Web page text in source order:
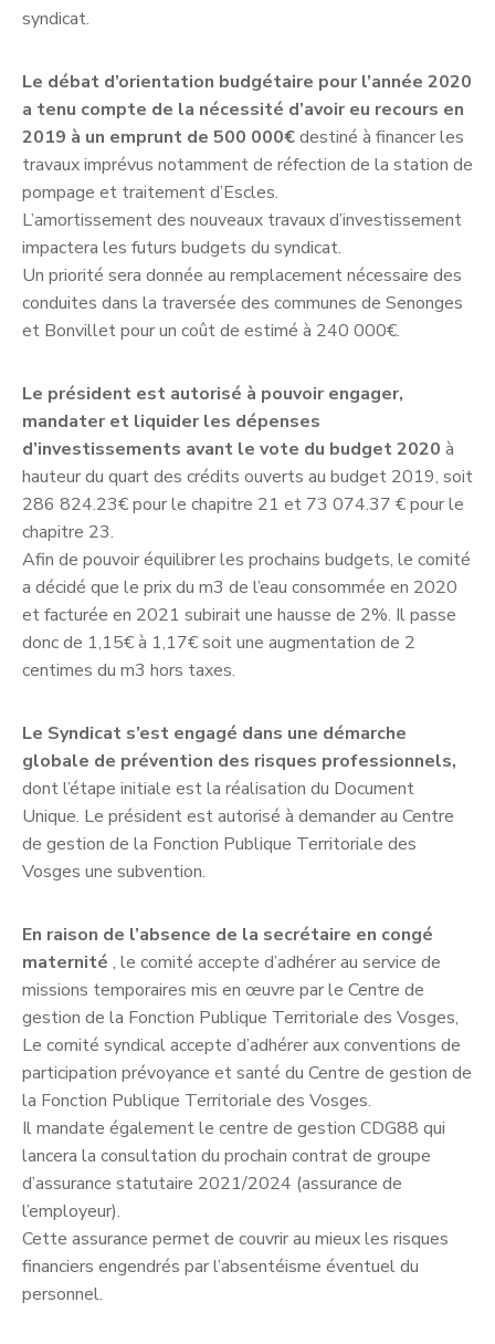
syndicat.
Le débat d’orientation budgétaire pour l’année 2020
a tenu compte de la nécessité d’avoir eu recours en
2019 à un emprunt de 500 000€destiné à financer les
travaux imprévus notamment de réfection de la station de
pompage et traitement d’Escles.
L’amortissement des nouveaux travaux d’investissement
impactera les futurs budgets du syndicat.
Un priorité sera donnée au remplacement nécessaire des
conduites dans la traversée des communes de Senonges
et Bonvillet pour un coût de estimé à 240 000€.
Le président est autorisé à pouvoir engager,
mandater et liquider les dépenses
d’investissements avant le vote du budget 2020 à
hauteur du quart des crédits ouverts au budget 2019, soit
286 824.23€ pour le chapitre 21 et 73 074.37 € pour le
chapitre 23.
Afin de pouvoir équilibrer les prochains budgets, le comité
a décidé que le prix du m3 de l’eau consommée en 2020
et facturée en 2021 subirait une hausse de 2%. Il passe
donc de 1,15€ à 1,17€ soit une augmentation de 2
centimes du m3 hors taxes.
Le Syndicat s’est engagé dans une démarche
globale de prévention des risques professionnels,
dont l’étape initiale est la réalisation du Document
Unique. Le président est autorisé à demander au Centre
de gestion de la Fonction Publique Territoriale des
Vosges une subvention.
En raison de l’absence de la secrétaire en congé
maternité , le comité accepte d’adhérer au service de
missions temporaires mis en œuvre par le Centre de
gestion de la Fonction Publique Territoriale des Vosges,
Le comité syndical accepte d’adhérer aux conventions de
participation prévoyance et santé du Centre de gestion de
la Fonction Publique Territoriale des Vosges.
Il mandate également le centre de gestion CDG88 qui
lancera la consultation du prochain contrat de groupe
d’assurance statutaire 2021/2024 (assurance de
l’employeur).
Cette assurance permet de couvrir au mieux les risques
financiers engendrés par l’absentéisme éventuel du
personnel.